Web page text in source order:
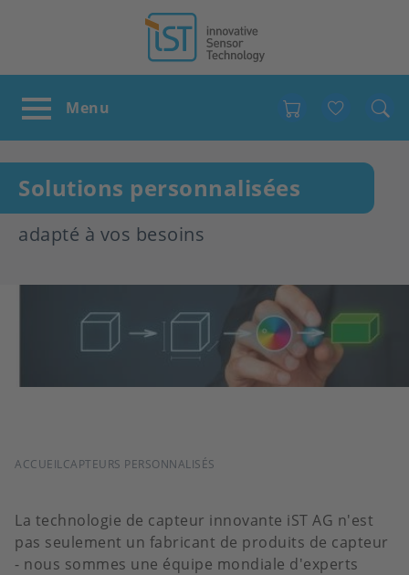
Solutions personnalisées
adapté à vos besoins
FIL
D'ARIANE
ACCUEILCAPTEURS PERSONNALISÉS
La technologie de capteur innovante iST AG n'est
pas seulement un fabricant de produits de capteur
- nous sommes une équipe mondiale d'experts